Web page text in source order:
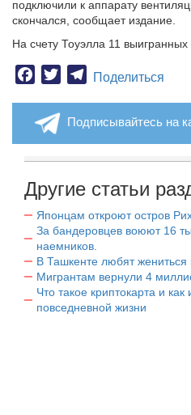
подключили к аппарату
скончался, сообщает издание.
На счету Тоуэлла 11 выигранных
Facebook
TwitterTelegram
Поделиться
Подписывайтесь на
Другие статьи
Японцам откроют остров
За бандеровцев воюют 16
наемников.
В Ташкенте любят жениться
Мигрантам вернули 4
Что такое криптокарта и как
повседневной жизни